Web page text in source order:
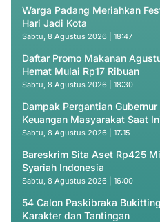
Warga Padang Meriahkan
Hari Jadi Kota
Sabtu, 8 Agustus 2026 | 18:47
Daftar Promo Makanan
Hemat Mulai Rp17 Ribuan
Sabtu, 8 Agustus 2026 | 18:30
Dampak Pergantian
Keuangan Masyarakat Saat
Sabtu, 8 Agustus 2026 | 17:15
Bareskrim Sita Aset Rp425
Syariah Indonesia
Sabtu, 8 Agustus 2026 | 16:00
54 Calon Paskibraka
Karakter dan Tantingan